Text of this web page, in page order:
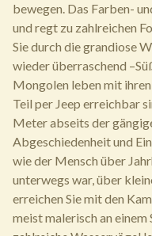
bewegen. Das Farben-
und regt zu zahlreichen
Sie durch die grandiose
wieder überraschend
Mongolen leben mit
Teil per Jeep erreichbar
Meter abseits der
Abgeschiedenheit und
wie der Mensch über
unterwegs war, über
erreichen Sie mit den
meist malerisch an einem